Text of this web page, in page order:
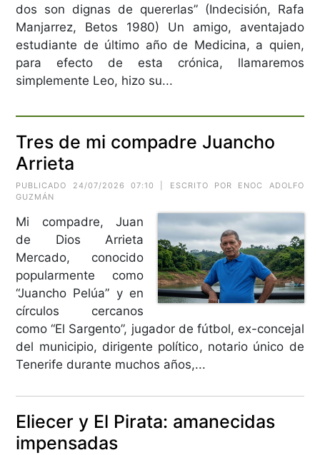
dos son dignas de quererlas” (Indecisión, Rafa
Manjarrez, Betos 1980) Un amigo, aventajado
estudiante de último año de Medicina, a quien,
para efecto de esta crónica, llamaremos
simplemente Leo, hizo su...
Tres de mi compadre Juancho
Arrieta
PUBLICADO 24/07/2026 07:10 | ESCRITO POR ENOC ADOLFO
GUZMÁN
Mi compadre, Juan
de Dios Arrieta
Mercado, conocido
popularmente como
“Juancho Pelúa” y en
círculos cercanos
como “El Sargento”, jugador de fútbol, ex-concejal
del municipio, dirigente político, notario único de
Tenerife durante muchos años,...
Eliecer y El Pirata: amanecidas
impensadas